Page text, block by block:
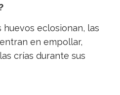
eclosionan, las
en empollar,
crías durante sus